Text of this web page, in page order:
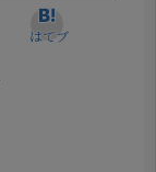
はてブ